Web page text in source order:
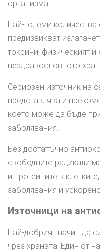
организма.
Най-големи
предизвикват
токсини, физическият
нездравословното
Сериозен източник на
представлява и
което може да бъде
заболявания.
Без достатъчно
свободните радикали
и протеините в
заболявания и
Източници на
Най-добрият начин да
чрез храната. Един от